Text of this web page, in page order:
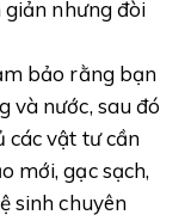
giản nhưng đòi
bảo rằng bạn
và nước, sau đó
các vật tư cần
mới, gạc sạch,
sinh chuyên